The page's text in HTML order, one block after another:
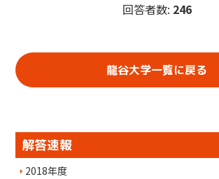
回答者数: 246
龍谷大学一覧に戻る
解答速報
2018年度